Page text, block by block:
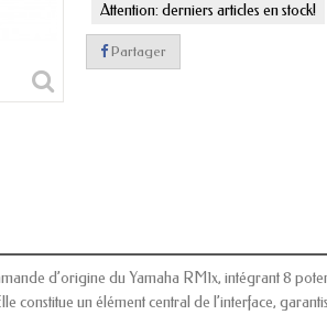
Attention: derniers articles en stock!
Partager
d’origine du Yamaha RM1x, intégrant 8
constitue un élément central de l’interface,